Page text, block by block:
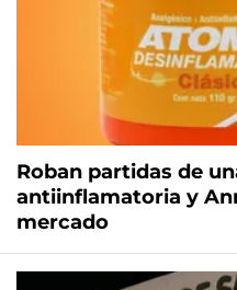
Roban partidas de
antiinflamatoria y
mercado